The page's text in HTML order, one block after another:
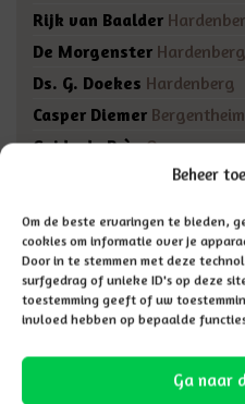
Beheer
Om de beste ervaringen te bieden,
cookies om informatie over je
Door in te stemmen met deze
surfgedrag of unieke ID's op deze
toestemming geeft of uw
invloed hebben op bepaalde
Ga naar
Rijk van Baalder
De Morgenster Hardenberg
Ds. G. Doekes Hardenberg
Casper Diemer Bergentheim
Guido de BrèsOmmen
Marienberg
DominoDen Ham
De BronEnschede